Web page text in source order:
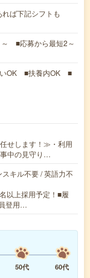
ば下記シフトも
～ ■応募から最短2～
いOK ■扶養内OK ■
せします！≫・利用
中の見守り…
キル不要 / 英語力不
以上採用予定！■履
登用…
50代
60代